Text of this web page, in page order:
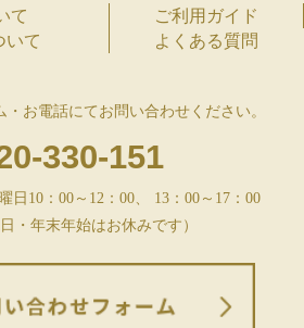
て
ご利用ガイド
いて
よくある質問
お電話にてお問い合わせください。
330-151
日10：00～12：00、 13：00～17：00
・年末年始はお休みです）